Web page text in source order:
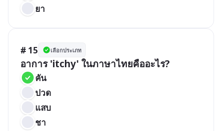
ยา
# 15 เลือกประเภท
อาการ 'itchy' ในภาษาไทยคืออะไร?
คัน
ปวด
แสบ
ชา